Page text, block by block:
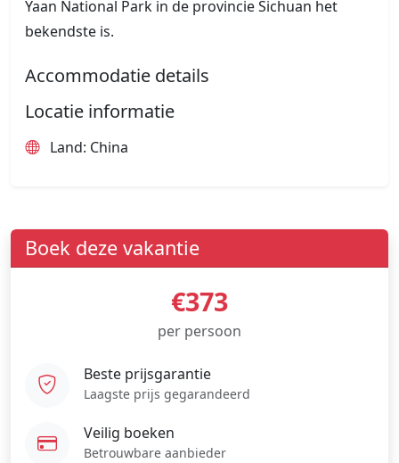
Yaan National Park in de provincie Sichuan het
bekendste is.
Accommodatie details
Locatie informatie
Land: China
Boek deze vakantie
€373
per persoon
Beste prijsgarantie
Laagste prijs gegarandeerd
Veilig boeken
Betrouwbare aanbieder